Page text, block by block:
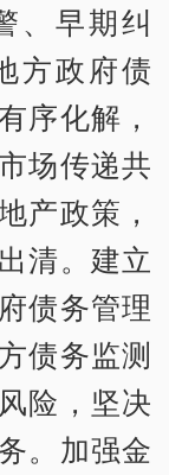
、早期纠
方政府债
序化解，
场传递共
产政策，
清。建立
债务管理
债务监测
险，坚决
。加强金